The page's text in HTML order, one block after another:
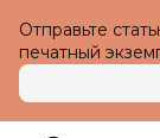
Отправьте
печатный